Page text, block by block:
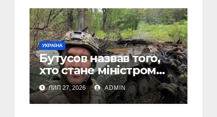
УКРАЇНА
Бутусов назвав того,
хто стане міністром
оборони України, і
пояснив, чому інакше
не може бути
ЛИП 27, 2026 ADMIN